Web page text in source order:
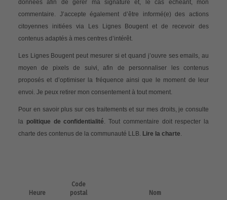
données afin de gérer ma signature et, le cas échéant, mon
commentaire. J’accepte également d’être informé(e) des actions
citoyennes initiées via Les Lignes Bougent et de recevoir des
contenus adaptés à mes centres d’intérêt.
Les Lignes Bougent peut mesurer si et quand j’ouvre ses emails, au
moyen de pixels de suivi, afin de personnaliser les contenus
proposés et d’optimiser la fréquence ainsi que le moment de leur
envoi. Je peux retirer mon consentement à tout moment.
Pour en savoir plus sur ces traitements et sur mes droits, je consulte
la politique de confidentialité. Tout commentaire doit respecter la
charte des contenus de la communauté LLB. Lire la charte.
Heure
Code
postal
Nom